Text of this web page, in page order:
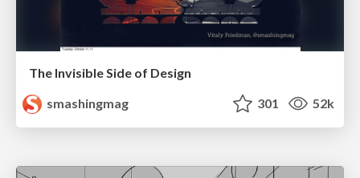
The Invisible Side of Design
smashingmag
301 52k